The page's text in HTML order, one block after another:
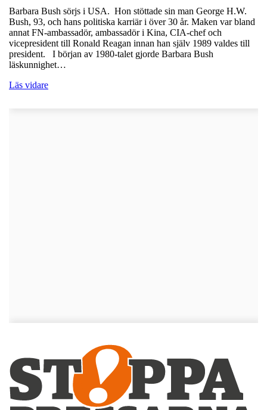
Barbara Bush sörjs i USA. Hon stöttade sin man George H.W.
Bush, 93, och hans politiska karriär i över 30 år. Maken var bland
annat FN-ambassadör, ambassadör i Kina, CIA-chef och
vicepresident till Ronald Reagan innan han själv 1989 valdes till
president. I början av 1980-talet gjorde Barbara Bush
läskunnighet…
Läs vidare